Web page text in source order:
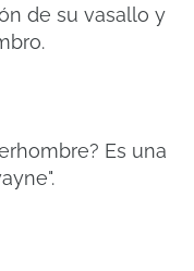
de su vasallo y
Es una